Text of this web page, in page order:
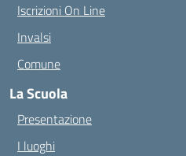
Iscrizioni On Line
Invalsi
Comune
La Scuola
Presentazione
I luoghi